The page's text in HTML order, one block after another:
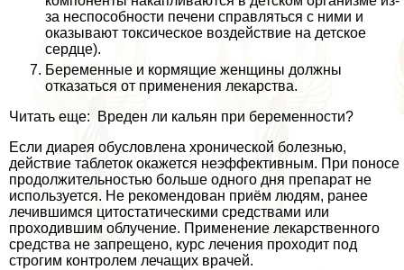
за неспособности печени справляться с ними и
оказывают токсическое воздействие на детское
сердце).
Беременные и кормящие женщины должны
отказаться от применения лекарства.
Читать еще: Вреден ли кальян при беременности?
Если диарея обусловлена хронической болезнью,
действие таблеток окажется неэффективным. При поносе
продолжительностью больше одного дня препарат не
используется. Не рекомендован приём людям, ранее
лечившимся цитостатическими средствами или
проходившим облучение. Применение лекарственного
средства не запрещено, курс лечения проходит под
строгим контролем лечащих врачей.